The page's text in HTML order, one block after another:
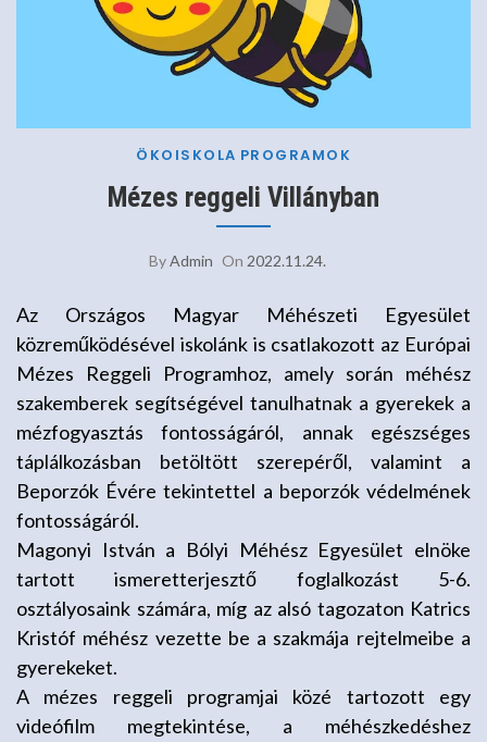
ÖKOISKOLA PROGRAMOK
Mézes reggeli Villányban
ByAdmin On 2022.11.24.
Az Országos Magyar Méhészeti Egyesület
közreműködésével iskolánk is csatlakozott az Európai
Mézes Reggeli Programhoz, amely során méhész
szakemberek segítségével tanulhatnak a gyerekek a
mézfogyasztás fontosságáról, annak egészséges
táplálkozásban betöltött szerepéről, valamint a
Beporzók Évére tekintettel a beporzók védelmének
fontosságáról.
Magonyi István a Bólyi Méhész Egyesület elnöke
tartott ismeretterjesztő foglalkozást 5-6.
osztályosaink számára, míg az alsó tagozaton Katrics
Kristóf méhész vezette be a szakmája rejtelmeibe a
gyerekeket.
A mézes reggeli programjai közé tartozott egy
videófilm megtekintése, a méhészkedéshez